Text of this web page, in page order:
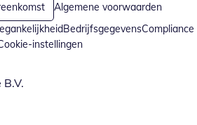
Algemene voorwaarden
BedrijfsgegevensCompliance
instellingen